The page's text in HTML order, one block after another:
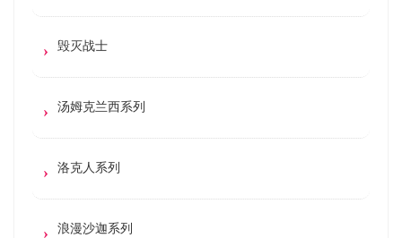
毁灭战士
汤姆克兰西系列
洛克人系列
浪漫沙迦系列